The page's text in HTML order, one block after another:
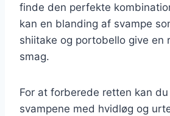
finde den perfekte
kan en blanding af svampe
shiitake og portobello give en
smag.
For at forberede retten kan
svampene med hvidløg og